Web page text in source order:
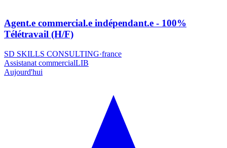
Agent.e commercial.e indépendant.e - 100%
Télétravail (H/F)
SD SKILLS CONSULTING·france
Assistanat commercialLIB
Aujourd'hui